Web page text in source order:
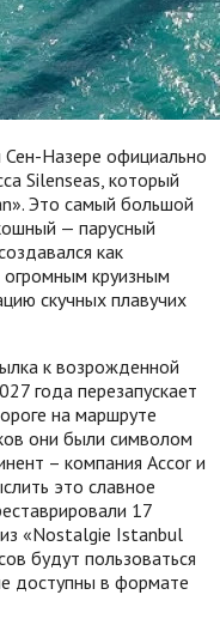
Назере официально
Silenseas, который
Это самый большой
— парусный
как
круизным
скучных плавучих
к возрожденной
года перезапускает
на маршруте
они были символом
– компания Accor и
это славное
17
из «Nostalgie Istanbul
будут пользоваться
доступны в формате